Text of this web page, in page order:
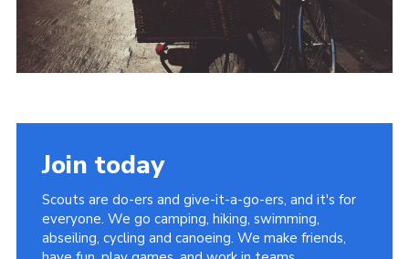
Join today
Scouts are do-ers and give-it-a-go-ers, and it's for
everyone. We go camping, hiking, swimming,
abseiling, cycling and canoeing. We make friends,